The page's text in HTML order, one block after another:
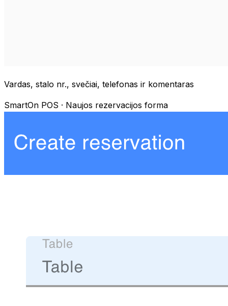
Vardas, stalo nr., svečiai, telefonas ir komentaras
SmartOn POS · Naujos rezervacijos forma